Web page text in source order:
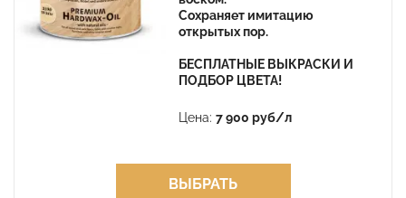
Сохраняет имитацию
открытых пор.
БЕСПЛАТНЫЕ ВЫКРАСКИ И
ПОДБОР ЦВЕТА!
Цена:7 900 руб/л
ВЫБРАТЬ